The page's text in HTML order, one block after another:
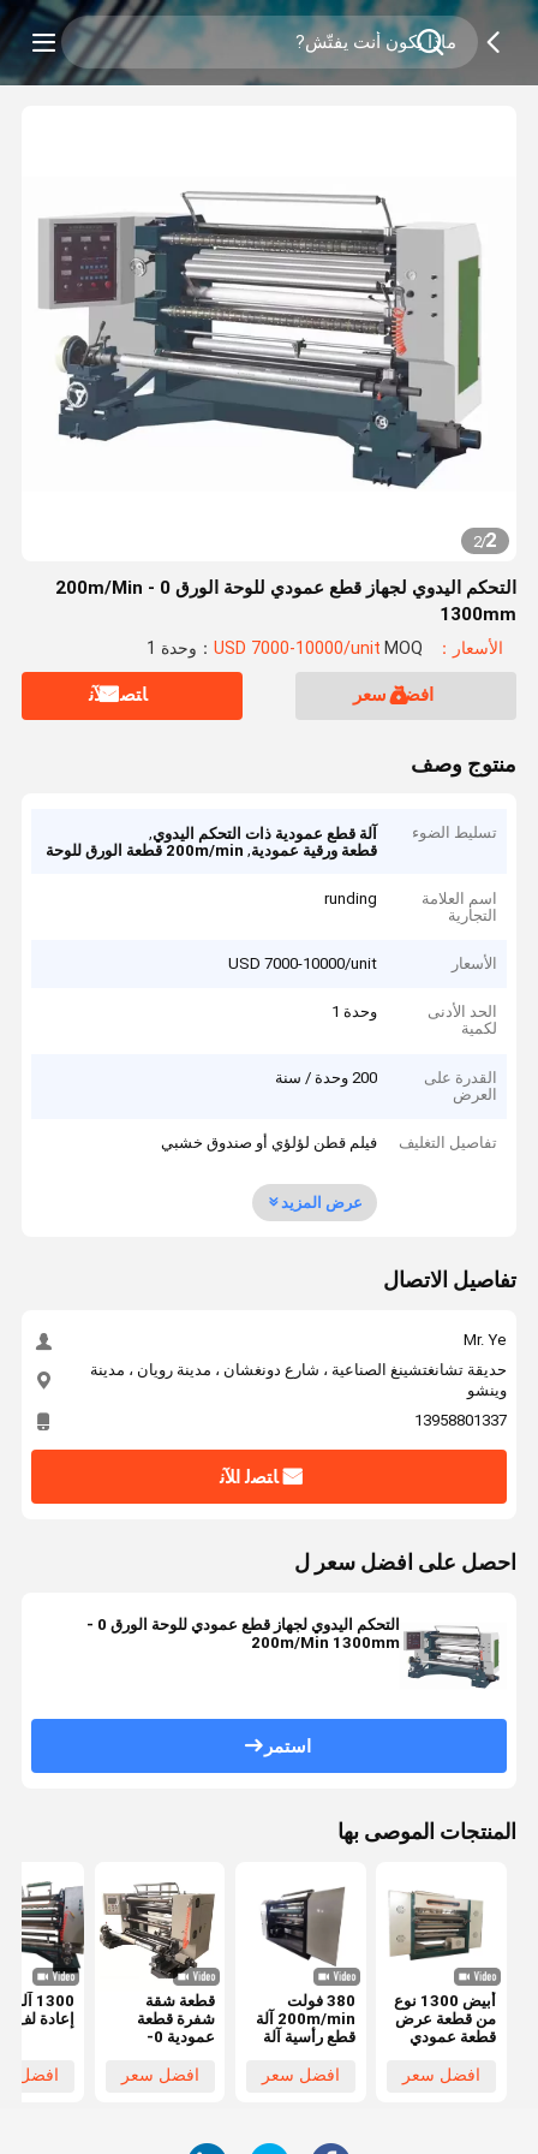
2
/
2
التحكم اليدوي لجهاز قطع عمودي للوحة الورق 0 - 200m/Min
1300mm
الأسعار：USD 7000-10000/unit MOQ：وحدة 1
افضل سعر ﺎﺘﺼﻟ ﺍﻶﻧ
منتوج وصف
تسليط الضوء آلة قطع عمودية ذات التحكم اليدوي,
قطعة ورقية عمودية, 200m/min قطعة الورق للوحة
اسم العلامة
التجارية
runding
الأسعار USD 7000-10000/unit
الحد الأدنى
لكمية
وحدة 1
القدرة على
العرض
200 وحدة / سنة
تفاصيل التغليف فيلم قطن لؤلؤي أو صندوق خشبي
عرض المزيد
تفاصيل الاتصال
Mr. Ye
حديقة تشانغتشينغ الصناعية ، شارع دونغشان ، مدينة رويان ، مدينة
وينشو
13958801337
ﺎﺘﺼﻟ ﺍﻶﻧ
احصل على افضل سعر ل
التحكم اليدوي لجهاز قطع عمودي للوحة الورق 0 -
200m/Min 1300mm
استمر
المنتجات الموصى بها
أبيض 1300 نوع
من قطعة عرض
قطعة عمودي
عالية الدقة
افضل سعر
380 فولت
200m/min آلة
قطع رأسية آلة
مركب 460mm
افضل سعر
قطعة شقة
شفرة قطعة
عمودية 0-
سرعة قطع
افضل سعر
1300
إعادة لف
افضل